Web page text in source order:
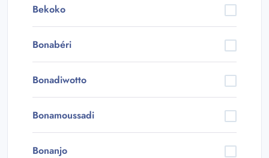
Bekoko
Bonabéri
Bonadiwotto
Bonamoussadi
Bonanjo